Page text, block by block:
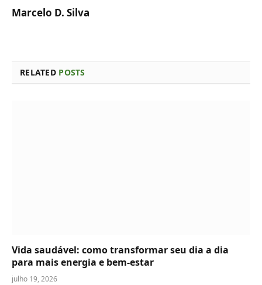
Marcelo D. Silva
RELATED POSTS
Vida saudável: como transformar seu dia a dia
para mais energia e bem-estar
julho 19, 2026